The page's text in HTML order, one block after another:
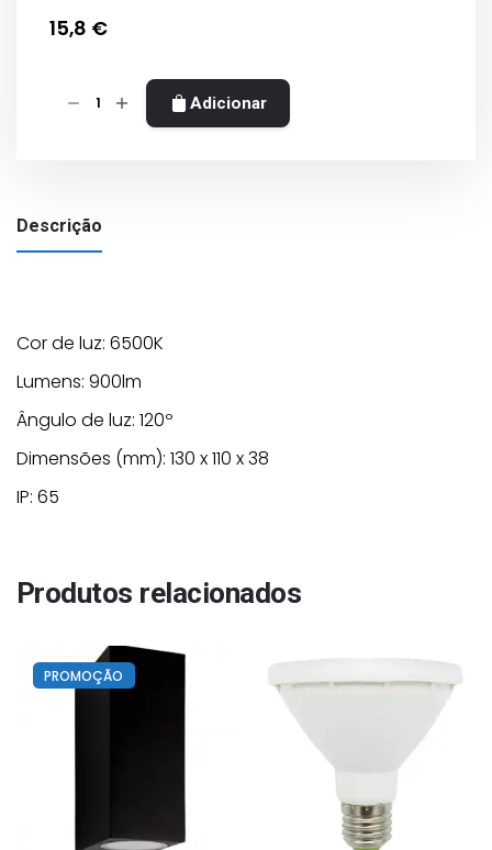
15,8 €
Quantidade
-
10W
Adicionar
Descrição
Cor de luz: 6500K
Lumens: 900lm
Ângulo de luz: 120º
Dimensões (mm): 130 x 110 x 38
IP: 65
Produtos relacionados
PROMOÇÃO